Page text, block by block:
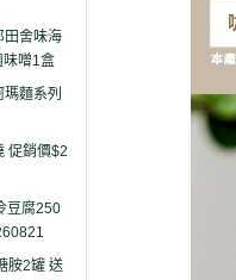
田舍味海
味噌1盒
麵系列
促銷價$2
豆腐250
胺2罐 送